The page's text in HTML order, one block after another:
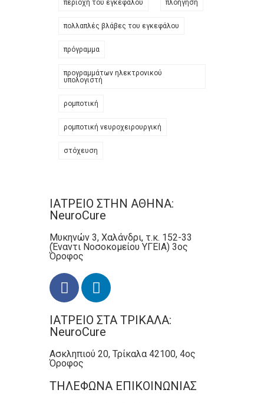
περιοχή του εγκεφάλου πλοήγηση
πολλαπλές βλάβες του εγκεφάλου
πρόγραμμα
προγραμμάτων ηλεκτρονικού
υπολογιστή
ρομποτική
ρομποτική νευροχειρουργική
στόχευση
ΙΑΤΡΕΙΟ ΣΤΗΝ ΑΘΗΝΑ:
NeuroCure
Μυκηνών 3, Χαλάνδρι, τ.κ. 152-33
(Έναντι Νοσοκομείου ΥΓΕΙΑ) 3ος
Όροφος
ΙΑΤΡΕΙΟ ΣΤΑ ΤΡΙΚΑΛΑ:
NeuroCure
Ασκληπιού 20, Τρίκαλα 42100, 4ος
Όροφος
ΤΗΛΕΦΩΝΑ ΕΠΙΚΟΙΝΩΝΙΑΣ